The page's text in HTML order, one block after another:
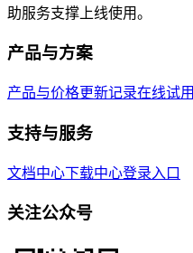
助服务支撑上线使用。
产品与方案
产品与价格更新记录在线试用
支持与服务
文档中心下载中心登录入口
关注公众号